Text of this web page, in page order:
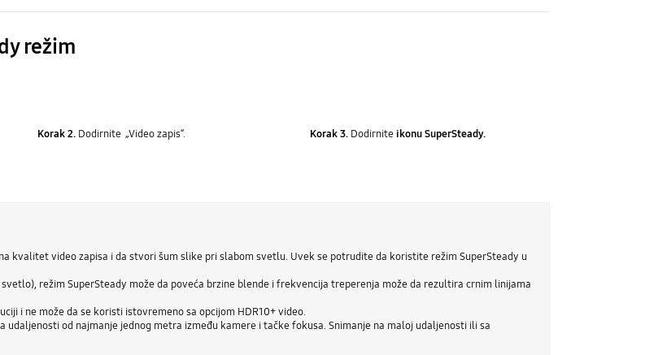
režim
Korak 2.Dodirnite „Video zapis“. Korak 3. Dodirnite ikonu SuperSteady.
kvalitet video zapisa i da stvori šum slike pri slabom svetlu. Uvek se potrudite da koristite režim SuperSteady u
režim SuperSteady može da poveća brzine blende i frekvencija treperenja može da rezultira crnim linijama
i ne može da se koristi istovremeno sa opcijom HDR10+ video.
udaljenosti od najmanje jednog metra između kamere i tačke fokusa. Snimanje na maloj udaljenosti ili sa